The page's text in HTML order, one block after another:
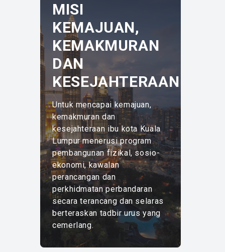
MISI
KEMAJUAN,
KEMAKMURAN
DAN
KESEJAHTERAAN
Untuk mencapai kemajuan,
kemakmuran dan
kesejahteraan ibu kota Kuala
Lumpur menerusi program
pembangunan fizikal, sosio-
ekonomi, kawalan
perancangan dan
perkhidmatan perbandaran
secara terancang dan selaras
berteraskan tadbir urus yang
cemerlang.